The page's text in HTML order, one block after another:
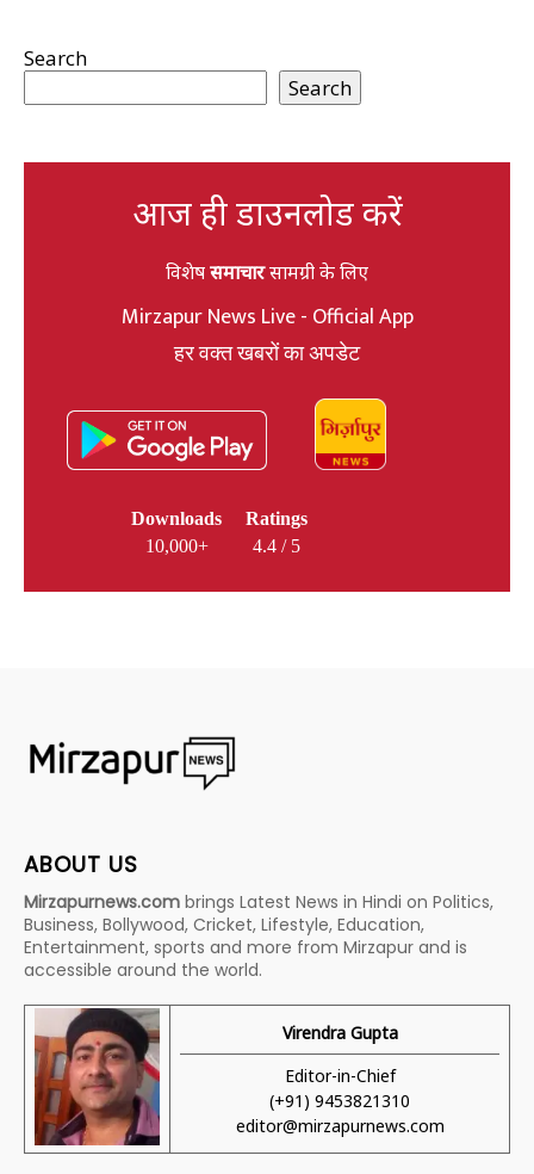
Search
Search
आज ही डाउनलोड करें
विशेषसमाचारसामग्री के लिए
Mirzapur News Live - Official App
हर वक्त खबरों का अपडेट
Downloads
10,000+
Ratings
4.4 / 5
ABOUT US
Mirzapurnews.com brings Latest News in Hindi on Politics,
Business, Bollywood, Cricket, Lifestyle, Education,
Entertainment, sports and more from Mirzapur and is
accessible around the world.
Virendra Gupta
Editor-in-Chief
(+91) 9453821310
editor@mirzapurnews.com